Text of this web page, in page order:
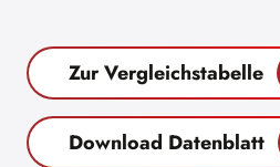
Zur Vergleichstabelle
Download Datenblatt